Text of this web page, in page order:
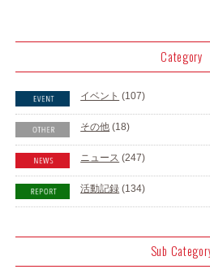
Category
イベント (107)
その他 (18)
ニュース (247)
活動記録 (134)
Sub